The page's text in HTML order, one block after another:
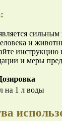
и
инструкцию
и меры
на 1 л воды